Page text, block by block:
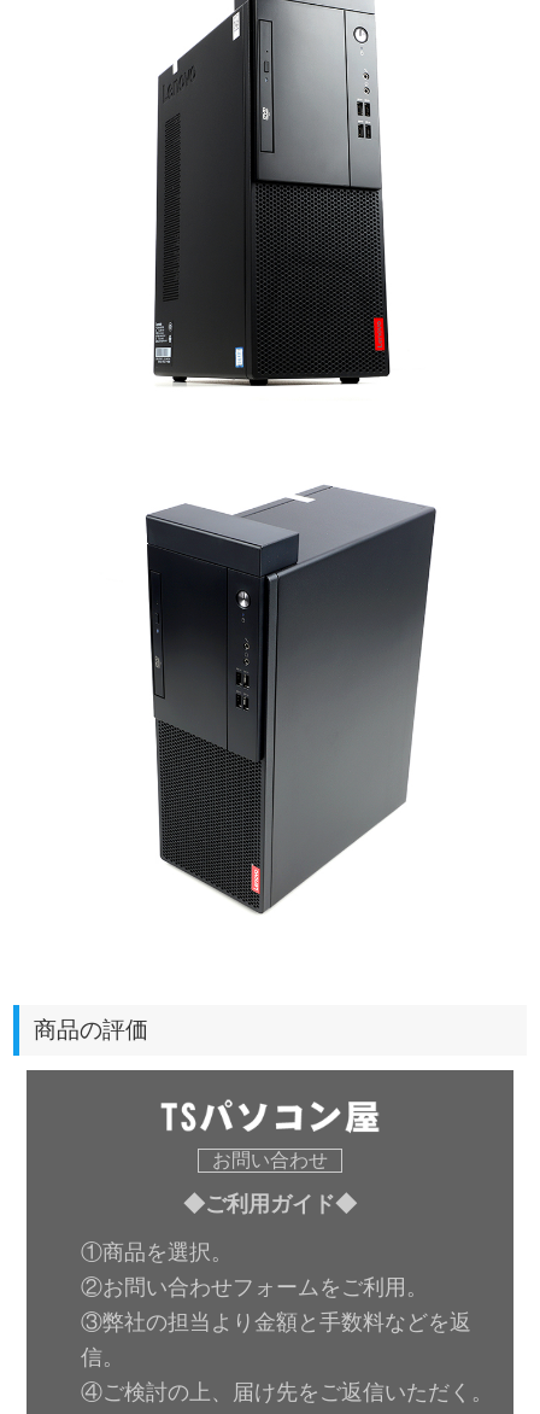
商品の評価
お問い合わせ
◆ご利用ガイド◆
①商品を選択。
②お問い合わせフォームをご利用。
③弊社の担当より金額と手数料などを返
信。
④ご検討の上、届け先をご返信いただく。